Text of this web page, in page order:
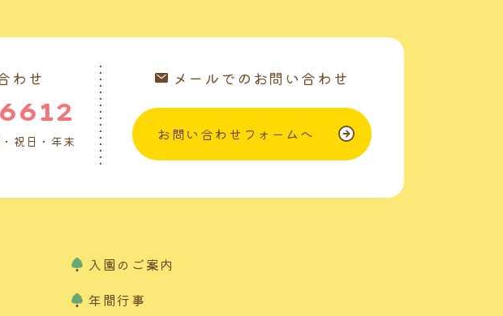
わせ
祝日・年末
メールでのお問い合わせ
お問い合わせフォームへ
入園のご案内
年間行事